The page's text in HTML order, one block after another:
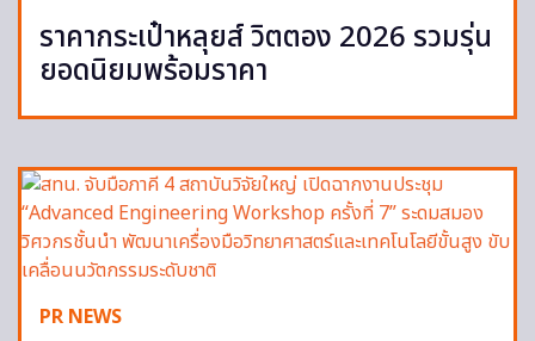
ราคากระเป๋าหลุยส์ วิตตอง 2026 รวมรุ่น
ยอดนิยมพร้อมราคา
PR NEWS